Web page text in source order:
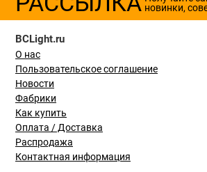
новинки,
BCLight.ru
О нас
Пользовательское соглашение
Новости
Фабрики
Как купить
Оплата / Доставка
Распродажа
Контактная информация